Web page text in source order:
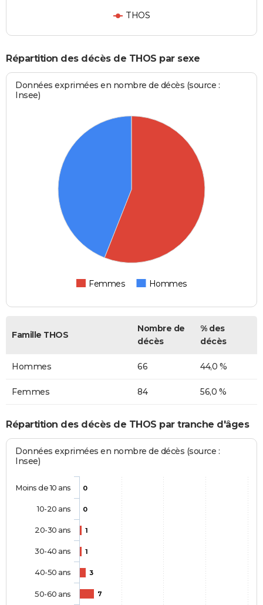
THOS
Répartition des décès de THOS par sexe
Données exprimées en nombre de décès (source :
Insee)
Femmes Hommes
Famille THOS
Nombre de
décès
% des
décès
Hommes 66 44,0 %
Femmes 84 56,0 %
Répartition des décès de THOS par tranche d'âges
Données exprimées en nombre de décès (source :
Insee)
0
0
1
1
3
7
Moins de 10 ans
10-20 ans
20-30 ans
30-40 ans
40-50 ans
50-60 ans